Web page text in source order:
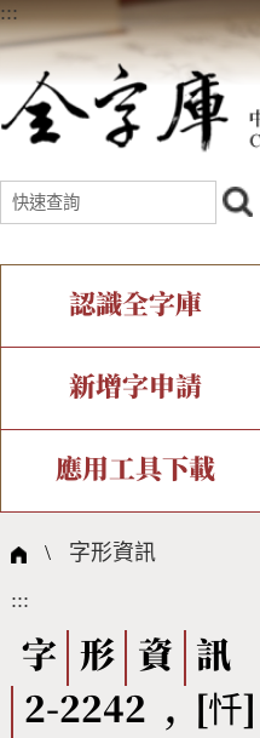
:::
認識全字庫
全字庫介紹
中文碼介紹
國際字碼相關組織
IDS查詢
複合查詢
筆畫查詢
筆順序查詢
CNS查詢
新增字申請
新字申請處理流程
字形即時顯示
全字庫授權
應用工具下載
個人電腦造字處理工
字形下載
問題集
熱門查詢統計
\ 字形資訊
:::
字 形 資
訊
2-2242 , [忏